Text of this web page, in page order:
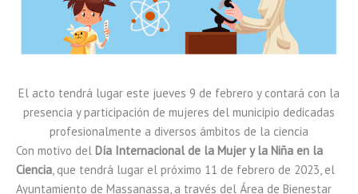
El acto tendrá lugar este jueves 9 de febrero y contará con la
presencia y participación de mujeres del municipio dedicadas
profesionalmente a diversos ámbitos de la ciencia
Con motivo del Día Internacional de la Mujer y la Niña en la
Ciencia, que tendrá lugar el próximo 11 de febrero de 2023, el
Ayuntamiento de Massanassa, a través del Área de Bienestar